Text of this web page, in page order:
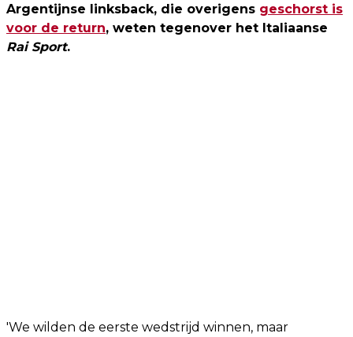
Argentijnse linksback, die overigens geschorst is
voor de return, weten tegenover het Italiaanse
Rai Sport.
'We wilden de eerste wedstrijd winnen, maar